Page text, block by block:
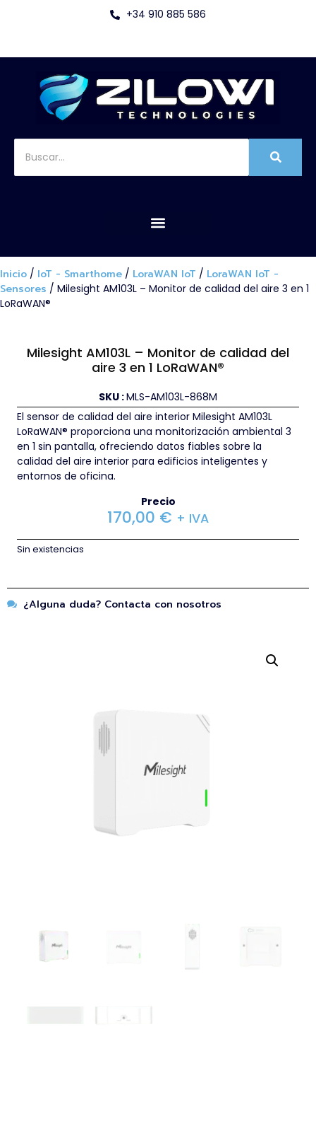
+34 910 885 586
Inicio / IoT - Smarthome / LoraWAN IoT / LoraWAN IoT -
Sensores / Milesight AM103L – Monitor de calidad del aire 3 en 1
LoRaWAN®
Milesight AM103L – Monitor de calidad del
aire 3 en 1 LoRaWAN®
SKU :MLS-AM103L-868M
El sensor de calidad del aire interior Milesight AM103L
LoRaWAN® proporciona una monitorización ambiental 3
en 1 sin pantalla, ofreciendo datos fiables sobre la
calidad del aire interior para edificios inteligentes y
entornos de oficina.
Precio
170,00 € + IVA
Sin existencias
¿Alguna duda? Contacta con nosotros